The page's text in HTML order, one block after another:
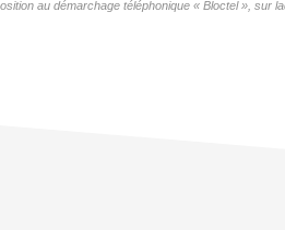
au démarchage téléphonique « Bloctel », sur